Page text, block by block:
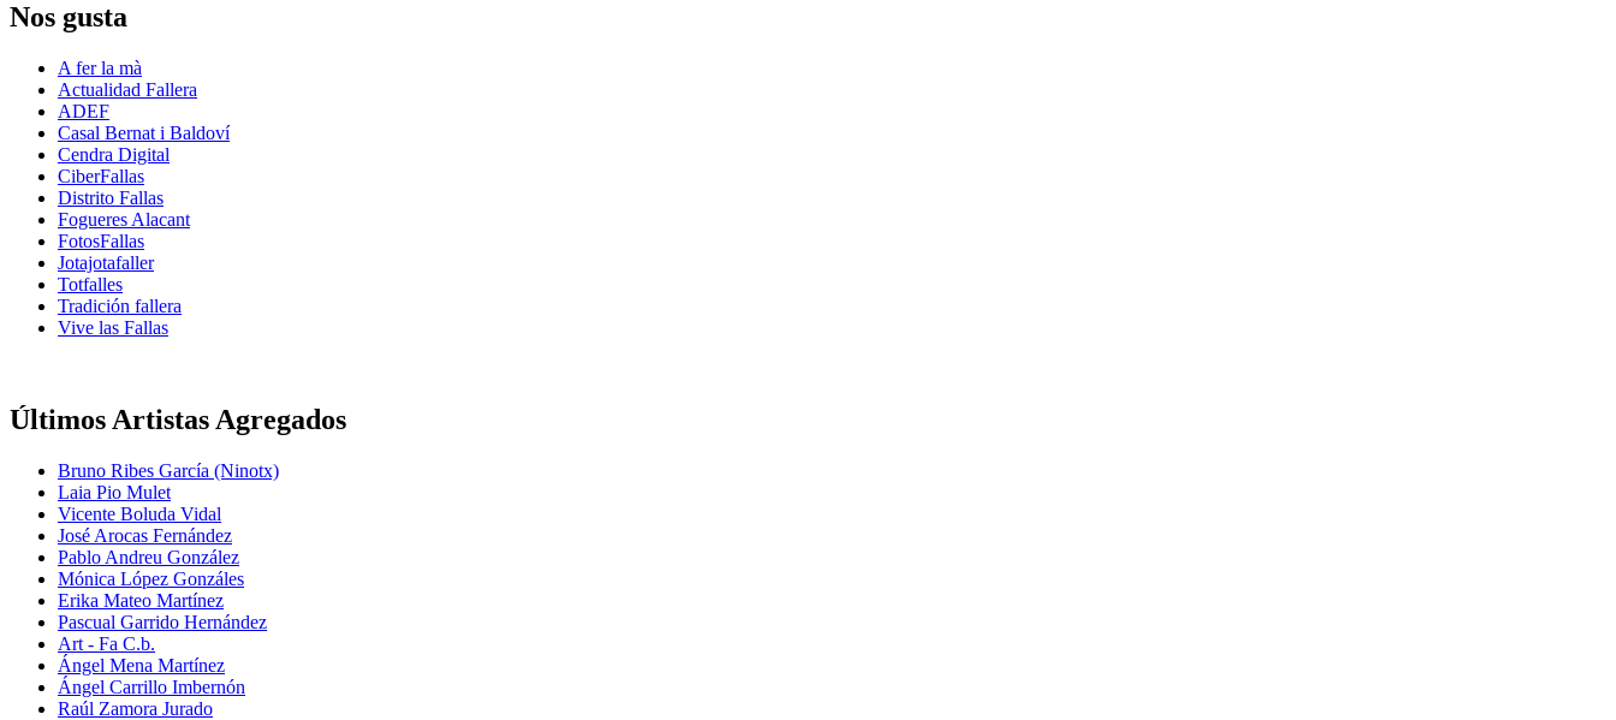
Nos gusta
A fer la mà
Actualidad Fallera
ADEF
Casal Bernat i Baldoví
Cendra Digital
CiberFallas
Distrito Fallas
Fogueres Alacant
FotosFallas
Jotajotafaller
Totfalles
Tradición fallera
Vive las Fallas
Últimos Artistas Agregados
Bruno Ribes García (Ninotx)
Laia Pio Mulet
Vicente Boluda Vidal
José Arocas Fernández
Pablo Andreu González
Mónica López Gonzáles
Erika Mateo Martínez
Pascual Garrido Hernández
Art - Fa C.b.
Ángel Mena Martínez
Ángel Carrillo Imbernón
Raúl Zamora Jurado